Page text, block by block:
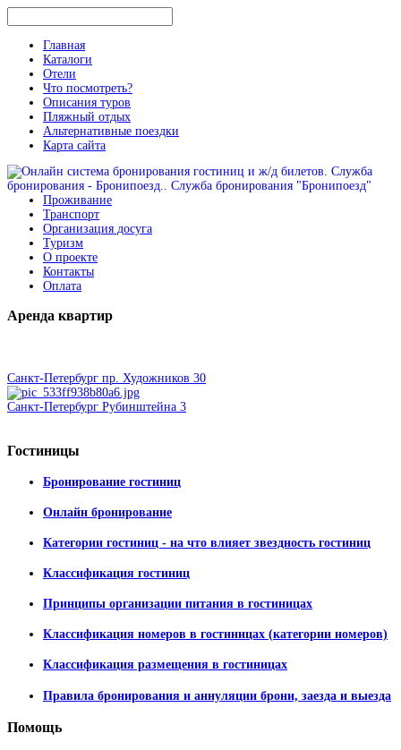
Главная
Каталоги
Отели
Что посмотреть?
Описания туров
Пляжный отдых
Альтернативные поездки
Карта сайта
Проживание
Транспорт
Организация досуга
Туризм
О проекте
Контакты
Оплата
Аренда квартир
Санкт-Петербург пр. Художников 30
Санкт-Петербург Рубинштейна 3
Гостиницы
Бронирование гостиниц
Онлайн бронирование
Категории гостиниц - на что влияет звездность гостиниц
Классификация гостиниц
Принципы организации питания в гостиницах
Классификация номеров в гостиницах (категории номеров)
Классификация размещения в гостиницах
Правила бронирования и аннуляции брони, заезда и выезда
Помощь